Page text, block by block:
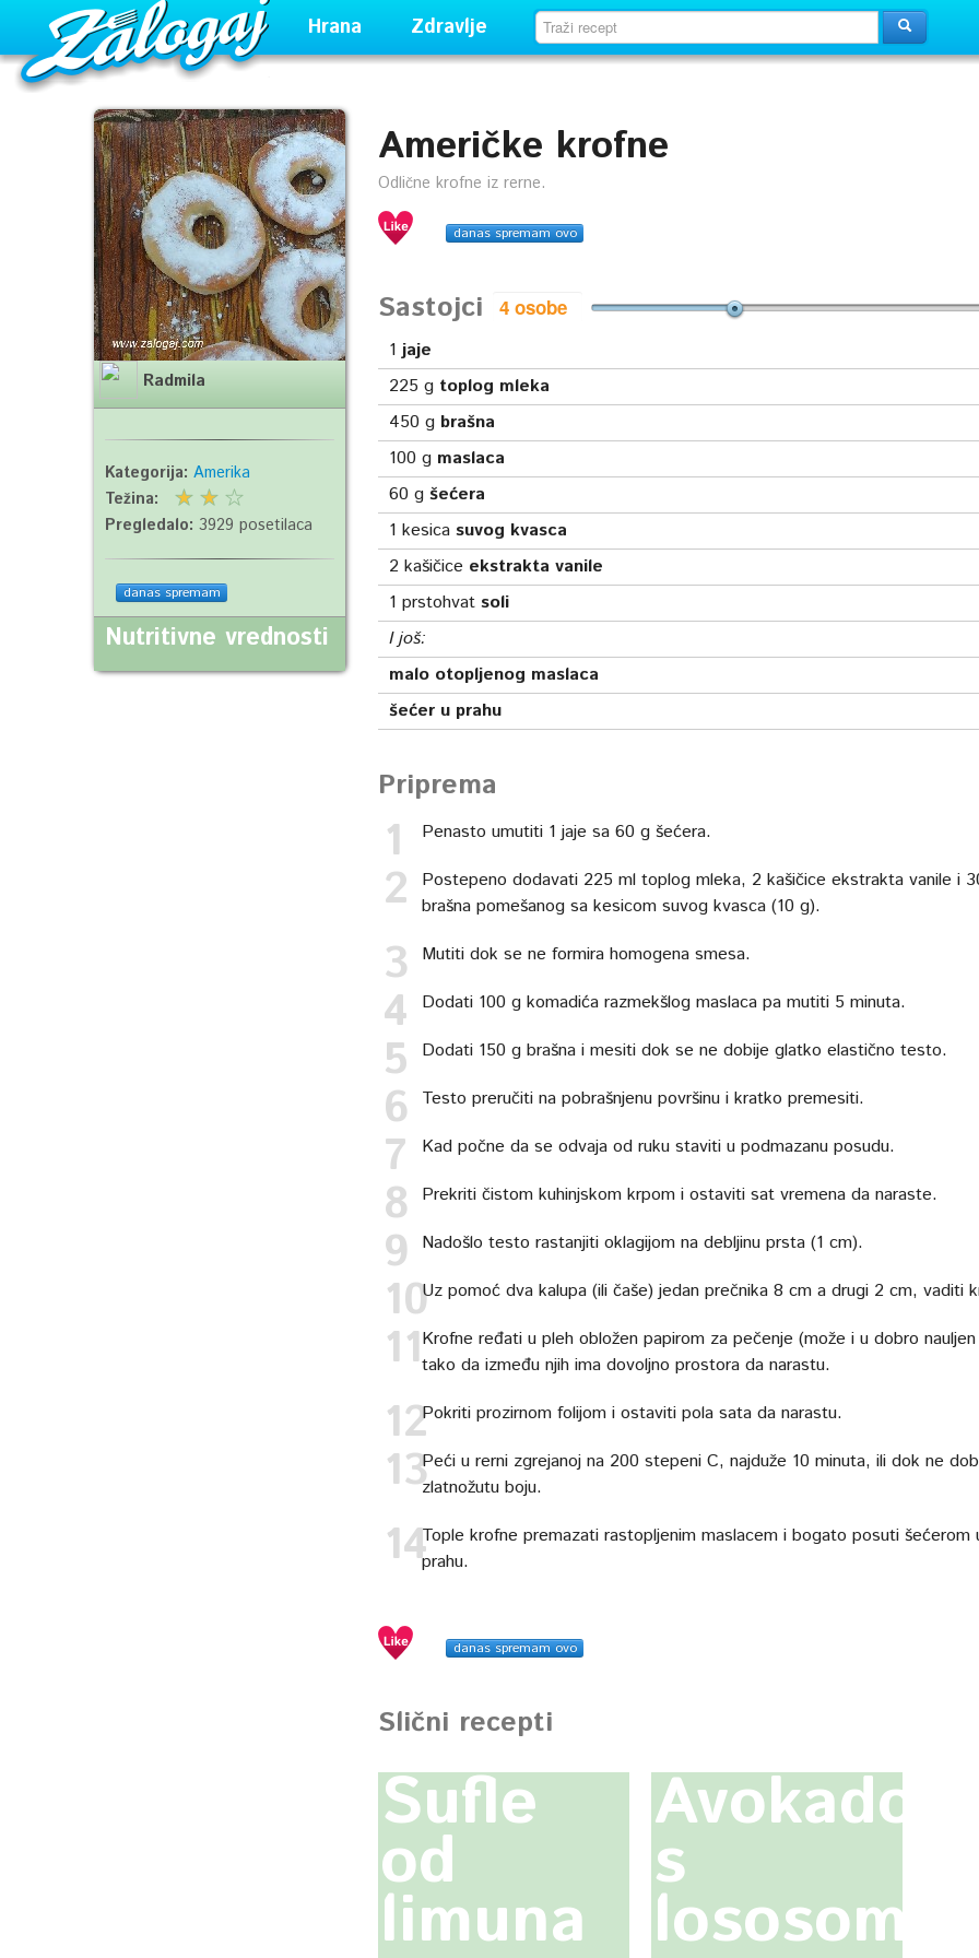
Hrana Zdravlje
Američke krofne
Odlične krofne iz rerne.
danas spremam ovo
Sastojci
1 jaje
225 g toplog mleka
450 g brašna
100 g maslaca
60 g šećera
1 kesica suvog kvasca
2 kašičice ekstrakta vanile
1 prstohvat soli
I još:
malo otopljenog maslaca
šećer u prahu
Priprema
Penasto umutiti 1 jaje sa 60 g šećera.
Postepeno dodavati 225 ml toplog mleka, 2 kašičice ekstrakta vanile i
brašna pomešanog sa kesicom suvog kvasca (10 g).
Mutiti dok se ne formira homogena smesa.
Dodati 100 g komadića razmekšlog maslaca pa mutiti 5 minuta.
Dodati 150 g brašna i mesiti dok se ne dobije glatko elastično testo.
Testo preručiti na pobrašnjenu površinu i kratko premesiti.
Kad počne da se odvaja od ruku staviti u podmazanu posudu.
Prekriti čistom kuhinjskom krpom i ostaviti sat vremena da naraste.
Nadošlo testo rastanjiti oklagijom na debljinu prsta (1 cm).
Uz pomoć dva kalupa (ili čaše) jedan prečnika 8 cm a drugi 2 cm, vaditi
Krofne ređati u pleh obložen papirom za pečenje (može i u dobro
tako da između njih ima dovoljno prostora da narastu.
Pokriti prozirnom folijom i ostaviti pola sata da narastu.
Peći u rerni zgrejanoj na 200 stepeni C, najduže 10 minuta, ili dok ne
zlatnožutu boju.
Tople krofne premazati rastopljenim maslacem i bogato posuti šećerom
prahu.
danas spremam ovo
Slični recepti
Sufle
od
limuna
Avokado
s
lososom
Radmila
Kategorija: Amerika
Težina:
Pregledalo: 3929 posetilaca
danas spremam
Nutritivne vrednosti